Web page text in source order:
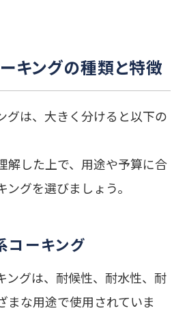
キングの種類と特徴
グは、大きく分けると以下の
解した上で、用途や予算に合
グを選びましょう。
コーキング
ングは、耐候性、耐水性、耐
まな用途で使用されていま